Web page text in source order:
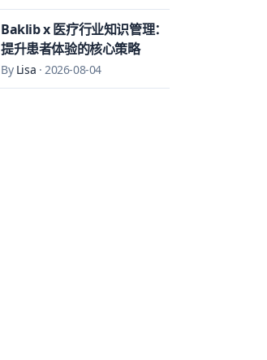
Baklib x 医疗行业知识管理：
提升患者体验的核心策略
By Lisa ·2026-08-04